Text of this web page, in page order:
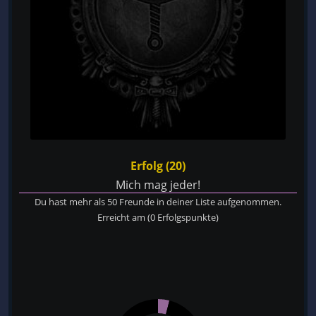
Erfolg (20)
Mich mag jeder!
Du hast mehr als 50 Freunde in deiner Liste aufgenommen.
Erreicht am (0 Erfolgspunkte)